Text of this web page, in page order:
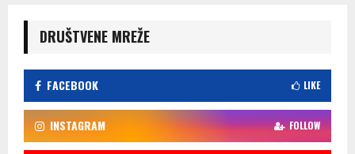
DRUŠTVENE MREŽE
FACEBOOK LIKE
INSTAGRAM FOLLOW